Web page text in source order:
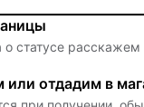
о статусе
отдадим в